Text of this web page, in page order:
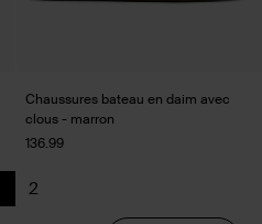
Chaussures bateau en daim avec
clous - marron
136.99
actuelle
Précédent
2